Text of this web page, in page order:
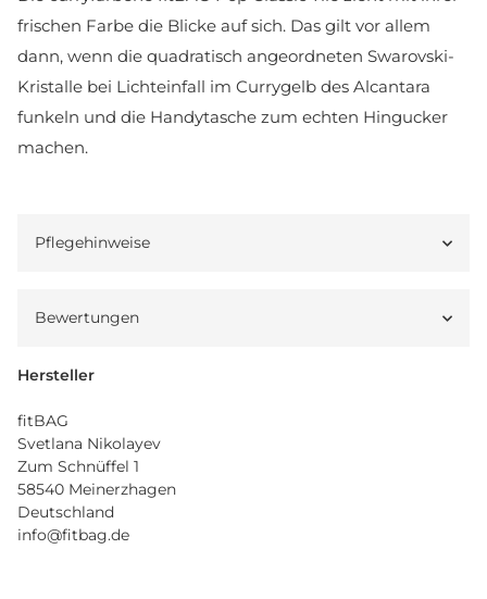
frischen Farbe die Blicke auf sich. Das gilt vor allem
dann, wenn die quadratisch angeordneten Swarovski-
Kristalle bei Lichteinfall im Currygelb des Alcantara
funkeln und die Handytasche zum echten Hingucker
machen.
Pflegehinweise
Bewertungen
Hersteller
fitBAG
Svetlana Nikolayev
Zum Schnüffel 1
58540 Meinerzhagen
Deutschland
info@fitbag.de